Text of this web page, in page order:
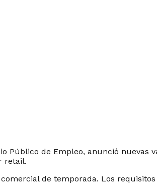
Público de Empleo, anunció nuevas
retail.
de temporada. Los